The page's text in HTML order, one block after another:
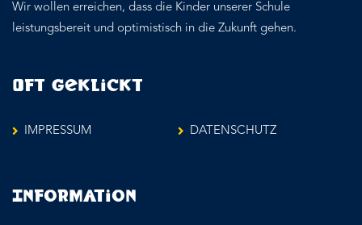
Wir wollen erreichen, dass die Kinder unserer Schule
leistungsbereit und optimistisch in die Zukunft gehen.
Oft geklickt
IMPRESSUM DATENSCHUTZ
Information